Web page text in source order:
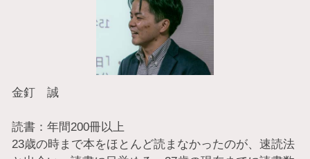
金釘 誠
読書：年間200冊以上
23歳の時まで本をほとんど読まなかったのが、速読法